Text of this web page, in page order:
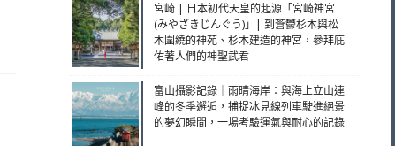
宮崎 | 日本初代天皇的起源「宮崎神宮
(みやざきじんぐう)」| 到蒼鬱杉木與松
木圍繞的神苑、杉木建造的神宮，參拜庇
佑著人們的神聖武君
富山攝影記錄｜雨晴海岸：與海上立山連
峰的冬季邂逅，捕捉冰見線列車駛進絕景
的夢幻瞬間，一場考驗運氣與耐心的記錄